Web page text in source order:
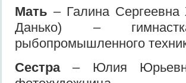
Мать – Галина
Данько) –
рыбопромышленного
Сестра
– Юлия